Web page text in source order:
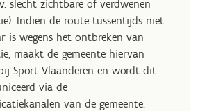
slecht zichtbare of verdwenen
Indien de route tussentijds niet
is wegens het ontbreken van
maakt de gemeente hiervan
Sport Vlaanderen en wordt dit
via de
van de gemeente.